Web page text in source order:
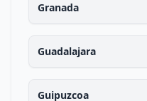
Granada
Guadalajara
Guipuzcoa